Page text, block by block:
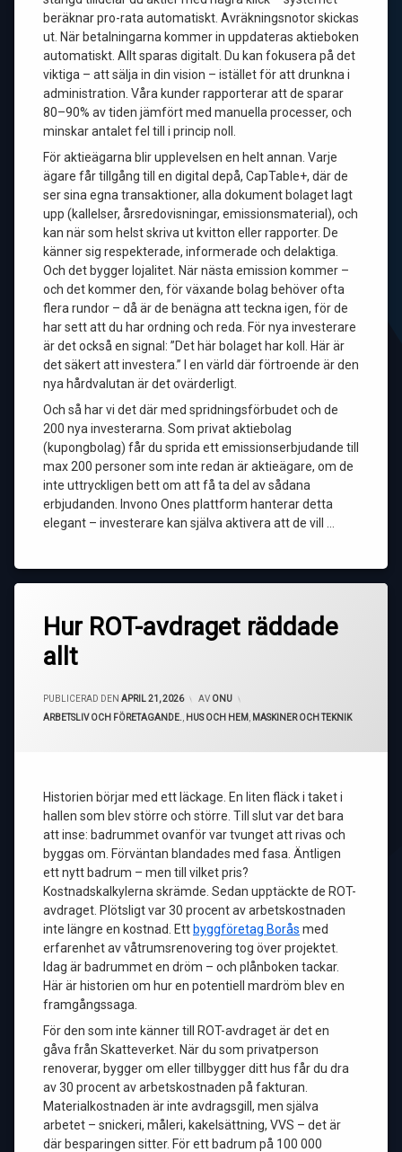
beräknar pro-rata automatiskt. Avräkningsnotor skickas
ut. När betalningarna kommer in uppdateras aktieboken
automatiskt. Allt sparas digitalt. Du kan fokusera på det
viktiga – att sälja in din vision – istället för att drunkna i
administration. Våra kunder rapporterar att de sparar
80–90% av tiden jämfört med manuella processer, och
minskar antalet fel till i princip noll.
För aktieägarna blir upplevelsen en helt annan. Varje
ägare får tillgång till en digital depå, CapTable+, där de
ser sina egna transaktioner, alla dokument bolaget lagt
upp (kallelser, årsredovisningar, emissionsmaterial), och
kan när som helst skriva ut kvitton eller rapporter. De
känner sig respekterade, informerade och delaktiga.
Och det bygger lojalitet. När nästa emission kommer –
och det kommer den, för växande bolag behöver ofta
flera rundor – då är de benägna att teckna igen, för de
har sett att du har ordning och reda. För nya investerare
är det också en signal: ”Det här bolaget har koll. Här är
det säkert att investera.” I en värld där förtroende är den
nya hårdvalutan är det ovärderligt.
Och så har vi det där med spridningsförbudet och de
200 nya investerarna. Som privat aktiebolag
(kupongbolag) får du sprida ett emissionserbjudande till
max 200 personer som inte redan är aktieägare, om de
inte uttryckligen bett om att få ta del av sådana
erbjudanden. Invono Ones plattform hanterar detta
elegant – investerare kan själva aktivera att de vill …
Hur ROT-avdraget räddade
allt
PUBLICERAD DEN APRIL 21, 2026 AV ONU
KATEGORIER:
ARBETSLIV OCH FÖRETAGANDE. HUS OCH HEM MASKINER OCH TEKNIK
Historien börjar med ett läckage. En liten fläck i taket i
hallen som blev större och större. Till slut var det bara
att inse: badrummet ovanför var tvunget att rivas och
byggas om. Förväntan blandades med fasa. Äntligen
ett nytt badrum – men till vilket pris?
Kostnadskalkylerna skrämde. Sedan upptäckte de ROT-
avdraget. Plötsligt var 30 procent av arbetskostnaden
inte längre en kostnad. Ett byggföretag Borås med
erfarenhet av våtrumsrenovering tog över projektet.
Idag är badrummet en dröm – och plånboken tackar.
Här är historien om hur en potentiell mardröm blev en
framgångssaga.
För den som inte känner till ROT-avdraget är det en
gåva från Skatteverket. När du som privatperson
renoverar, bygger om eller tillbygger ditt hus får du dra
av 30 procent av arbetskostnaden på fakturan.
Materialkostnaden är inte avdragsgill, men själva
arbetet – snickeri, måleri, kakelsättning, VVS – det är
där besparingen sitter. För ett badrum på 100 000